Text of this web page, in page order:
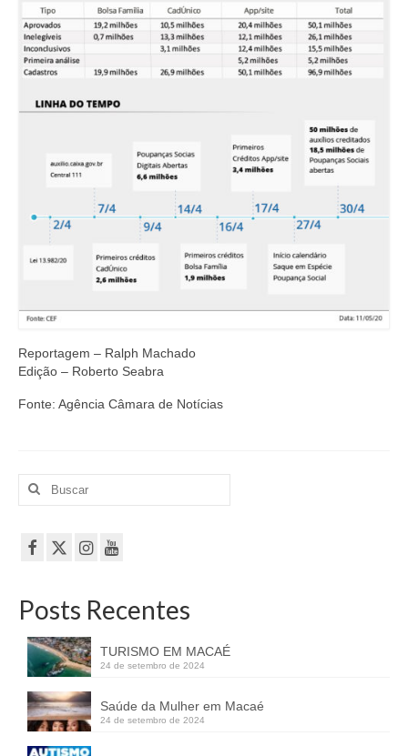
Reportagem – Ralph Machado
Edição – Roberto Seabra
Fonte: Agência Câmara de Notícias
Buscar
Posts Recentes
TURISMO EM MACAÉ
24 de setembro de 2024
Saúde da Mulher em Macaé
24 de setembro de 2024